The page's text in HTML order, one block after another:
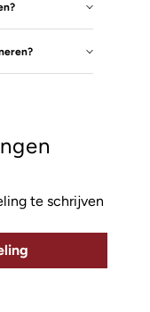
te schrijven